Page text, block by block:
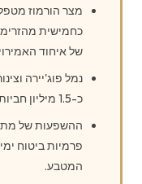
כחמישית
של איחוד
נמל פוג'יירה
כ-1.5 מיליון חביות ביום העוקפת את המצר.
ההשפעות של
פרמיות ביטוח
המטבע.